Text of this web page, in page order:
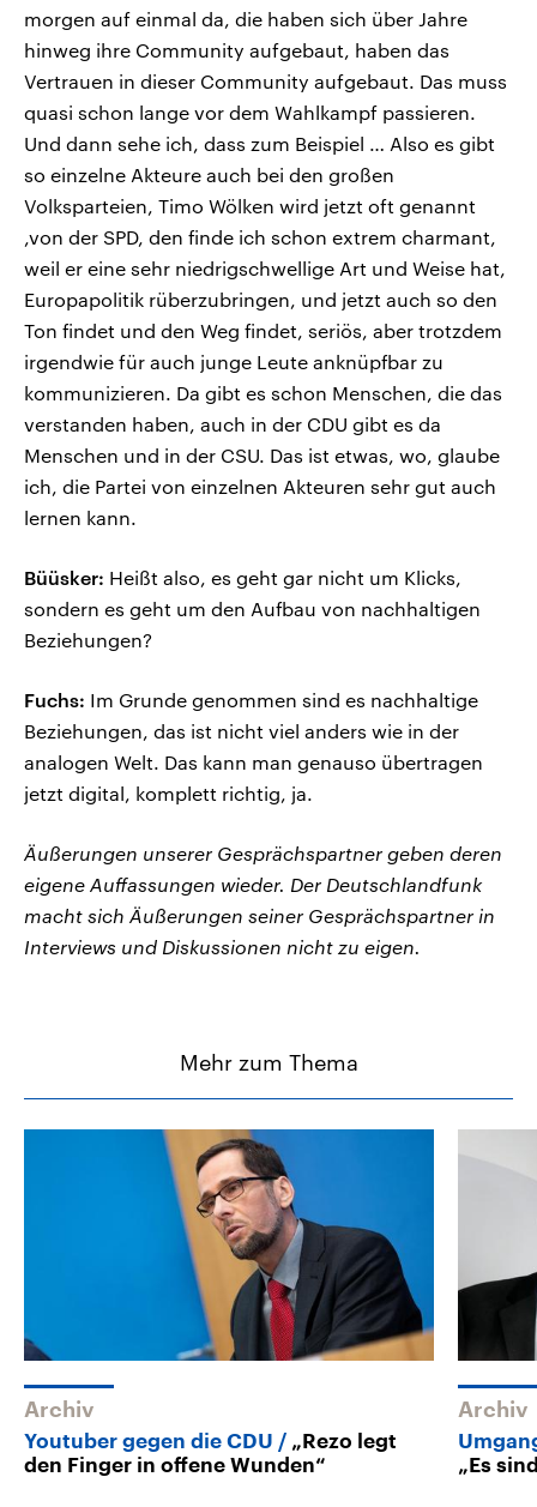
morgen auf einmal da, die haben sich über Jahre
hinweg ihre Community aufgebaut, haben das
Vertrauen in dieser Community aufgebaut. Das muss
quasi schon lange vor dem Wahlkampf passieren.
Und dann sehe ich, dass zum Beispiel … Also es gibt
so einzelne Akteure auch bei den großen
Volksparteien, Timo Wölken wird jetzt oft genannt
,von der SPD, den finde ich schon extrem charmant,
weil er eine sehr niedrigschwellige Art und Weise hat,
Europapolitik rüberzubringen, und jetzt auch so den
Ton findet und den Weg findet, seriös, aber trotzdem
irgendwie für auch junge Leute anknüpfbar zu
kommunizieren. Da gibt es schon Menschen, die das
verstanden haben, auch in der CDU gibt es da
Menschen und in der CSU. Das ist etwas, wo, glaube
ich, die Partei von einzelnen Akteuren sehr gut auch
lernen kann.
Büüsker: Heißt also, es geht gar nicht um Klicks,
sondern es geht um den Aufbau von nachhaltigen
Beziehungen?
Fuchs: Im Grunde genommen sind es nachhaltige
Beziehungen, das ist nicht viel anders wie in der
analogen Welt. Das kann man genauso übertragen
jetzt digital, komplett richtig, ja.
Äußerungen unserer Gesprächspartner geben deren
eigene Auffassungen wieder. Der Deutschlandfunk
macht sich Äußerungen seiner Gesprächspartner in
Interviews und Diskussionen nicht zu eigen.
Mehr zum Thema
Archiv
Youtuber gegen die CDU
„Rezo legt
den Finger in offene Wunden“
Archiv
„Es